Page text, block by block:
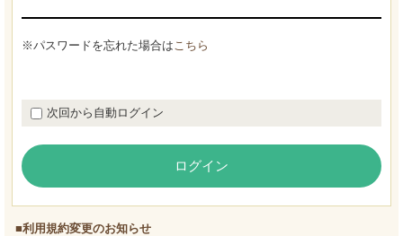
※パスワードを忘れた場合はこちら
次回から自動ログイン
ログイン
■利用規約変更のお知らせ